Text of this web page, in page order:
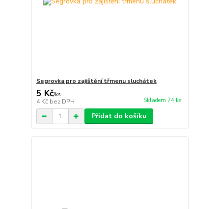
Segrovka pro zajištění třmenu sluchátek
5 Kč/ks
4 Kč bez DPH Skladem 74 ks
Přidat do košíku